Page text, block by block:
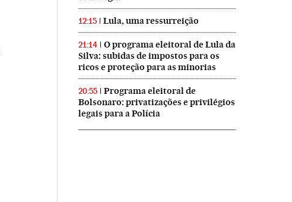
12:15 Lula, uma ressurreição
21:14
O programa eleitoral de Lula da
Silva: subidas de impostos para os
ricos e proteção para as minorias
20:55
Programa eleitoral de
Bolsonaro: privatizações e privilégios
legais para a Polícia